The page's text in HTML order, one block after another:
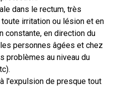
dans le rectum, très
irritation ou lésion et en
constante, en direction du
personnes âgées et chez
problèmes au niveau du
l'expulsion de presque tout